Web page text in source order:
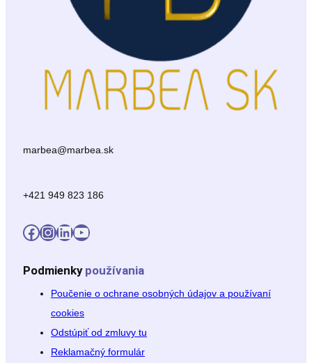
marbea@marbea.sk
+421 949 823 186
Facebook InstagramLinkedIn YouTube
Podmienky používania
Poučenie o ochrane osobných údajov a používaní
cookies
Odstúpiť od zmluvy tu
Reklamačný formulár